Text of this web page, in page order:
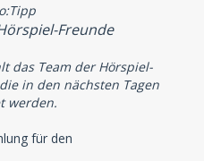
Freunde
das Team der Hörspiel-
in den nächsten Tagen
werden.
für den